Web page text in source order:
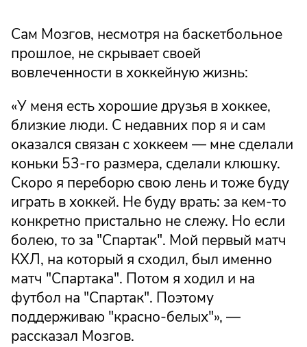
Сам Мозгов, несмотря на баскетбольное
прошлое, не скрывает своей
вовлеченности в хоккейную жизнь:
«У меня есть хорошие друзья в хоккее,
близкие люди. С недавних пор я и сам
оказался связан с хоккеем — мне сделали
коньки 53-го размера, сделали клюшку.
Скоро я переборю свою лень и тоже буду
играть в хоккей. Не буду врать: за кем-то
конкретно пристально не слежу. Но если
болею, то за "Спартак". Мой первый матч
КХЛ, на который я сходил, был именно
матч "Спартака". Потом я ходил и на
футбол на "Спартак". Поэтому
поддерживаю "красно-белых"», —
рассказал Мозгов.